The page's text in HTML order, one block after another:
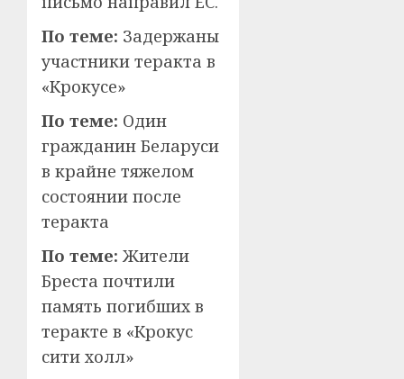
По теме: Задержаны
участники теракта в
«Крокусе»
По теме: Один
гражданин Беларуси
в крайне тяжелом
состоянии после
теракта
По теме: Жители
Бреста почтили
память погибших в
теракте в «Крокус
сити холл»